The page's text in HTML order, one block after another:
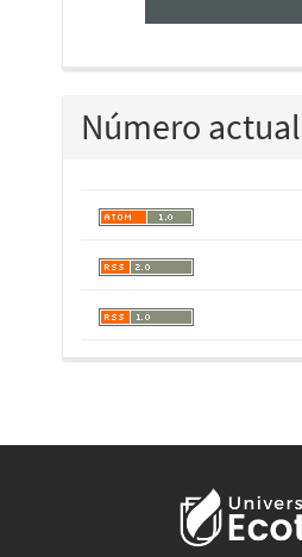
Número actual